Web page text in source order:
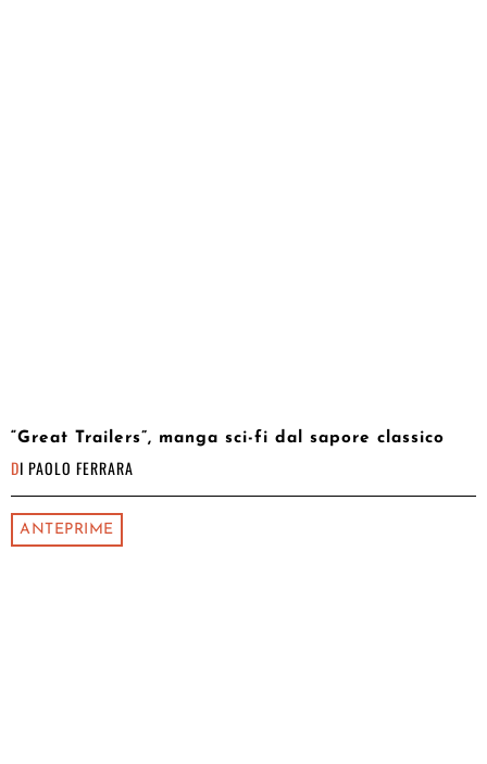
“Great Trailers”, manga sci-fi dal sapore classico
DI PAOLO FERRARA
ANTEPRIME